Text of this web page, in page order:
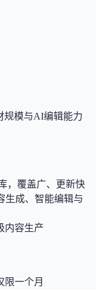
规模与AI编辑能力
，覆盖广、更新快
生成、智能编辑与
内容生产
限一个月